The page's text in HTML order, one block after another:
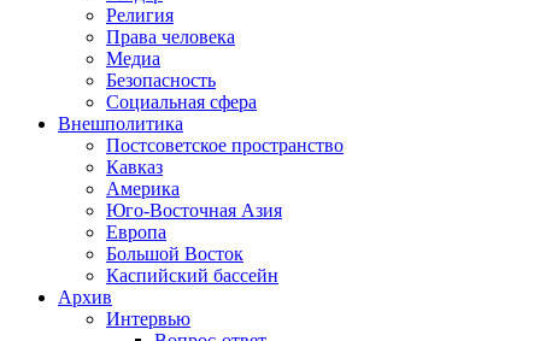
Религия
Права человека
Медиа
Безопасность
Социальная сфера
Внешполитика
Постсоветское пространство
Кавказ
Америка
Юго-Восточная Азия
Европа
Большой Восток
Каспийский бассейн
Архив
Интервью